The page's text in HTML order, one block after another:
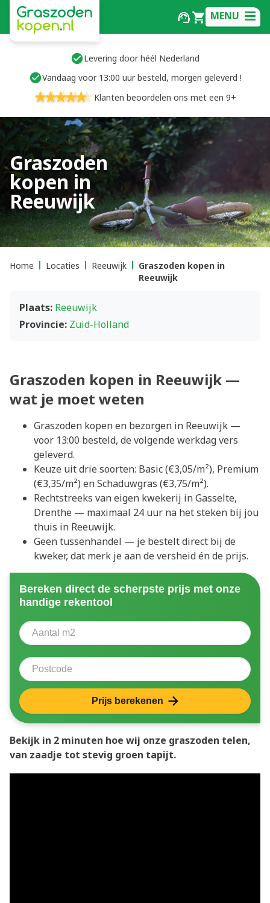
MENU
Levering door héél Nederland
Vandaag voor 13:00 uur besteld, morgen geleverd !
Klanten beoordelen ons met een 9+
Graszoden
kopen in
Reeuwijk
Home Locaties Reeuwijk
Graszoden kopen in
Reeuwijk
Plaats: Reeuwijk
Provincie: Zuid-Holland
Graszoden kopen in Reeuwijk —
wat je moet weten
Graszoden kopen en bezorgen in Reeuwijk —
voor 13:00 besteld, de volgende werkdag vers
geleverd.
Keuze uit drie soorten: Basic (€3,05/m²), Premium
(€3,35/m²) en Schaduwgras (€3,75/m²).
Rechtstreeks van eigen kwekerij in Gasselte,
Drenthe — maximaal 24 uur na het steken bij jou
thuis in Reeuwijk.
Geen tussenhandel — je bestelt direct bij de
kweker, dat merk je aan de versheid én de prijs.
Bereken direct de scherpste prijs met onze
handige rekentool
Aantal vierkante meter
Postcode
Prijs berekenen
Bekijk in 2 minuten hoe wij onze graszoden telen,
van zaadje tot stevig groen tapijt.